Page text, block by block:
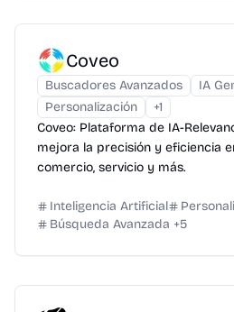
Coveo
Buscadores Avanzados
IA
Personalización
+1
Coveo: Plataforma de IA-
mejora la precisión y eficiencia
comercio, servicio y más.
Inteligencia Artificial
Búsqueda Avanzada +5